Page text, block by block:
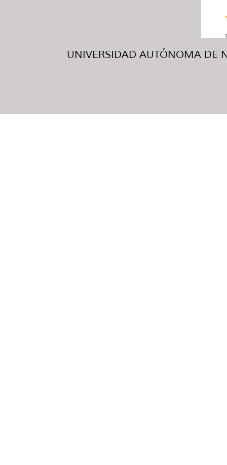
UNIVERSIDAD AUTÓNOMA DE